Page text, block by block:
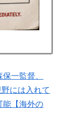
メといえば
易度の高
の激しい揺
を見た海外
一監督、
には入れて
能【海外の